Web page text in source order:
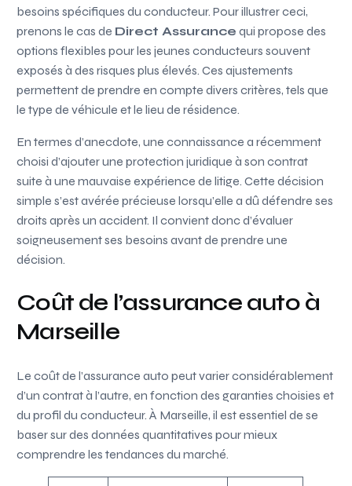
besoins spécifiques du conducteur. Pour illustrer ceci,
prenons le cas de Direct Assurance qui propose des
options flexibles pour les jeunes conducteurs souvent
exposés à des risques plus élevés. Ces ajustements
permettent de prendre en compte divers critères, tels que
le type de véhicule et le lieu de résidence.
En termes d’anecdote, une connaissance a récemment
choisi d’ajouter une protection juridique à son contrat
suite à une mauvaise expérience de litige. Cette décision
simple s’est avérée précieuse lorsqu’elle a dû défendre ses
droits après un accident. Il convient donc d’évaluer
soigneusement ses besoins avant de prendre une
décision.
Coût de l’assurance auto à
Marseille
Le coût de l’assurance auto peut varier considérablement
d’un contrat à l’autre, en fonction des garanties choisies et
du profil du conducteur. À Marseille, il est essentiel de se
baser sur des données quantitatives pour mieux
comprendre les tendances du marché.